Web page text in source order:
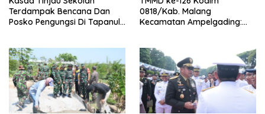
Terdampak Bencana Dan
Posko Pengungsi Di Tapanuli
0818/Kab. Malang
Kecamatan Ampelgading:
Pipanisasi Jadi Fokus Utama